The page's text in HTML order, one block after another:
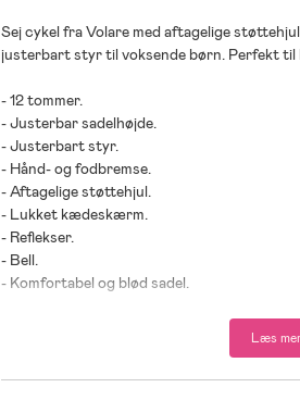
Sej cykel fra Volare med aftagelige
justerbart styr til voksende børn. Perfekt til
- 12 tommer.
- Justerbar sadelhøjde.
- Justerbart styr.
- Hånd- og fodbremse.
- Aftagelige støttehjul.
- Lukket kædeskærm.
- Reflekser.
- Bell.
- Komfortabel og blød sadel.
Læs